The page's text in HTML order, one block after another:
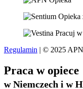
Regulamin | © 2025
Praca w opiece
w Niemczech i w